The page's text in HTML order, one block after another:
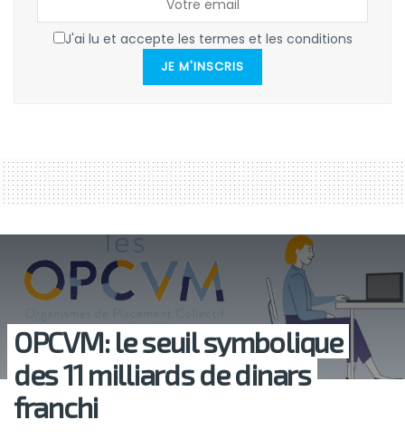
J'ai lu et accepte les termes et les conditions
JE M'INSCRIS
OPCVM: le seuil symbolique
des 11 milliards de dinars
franchi